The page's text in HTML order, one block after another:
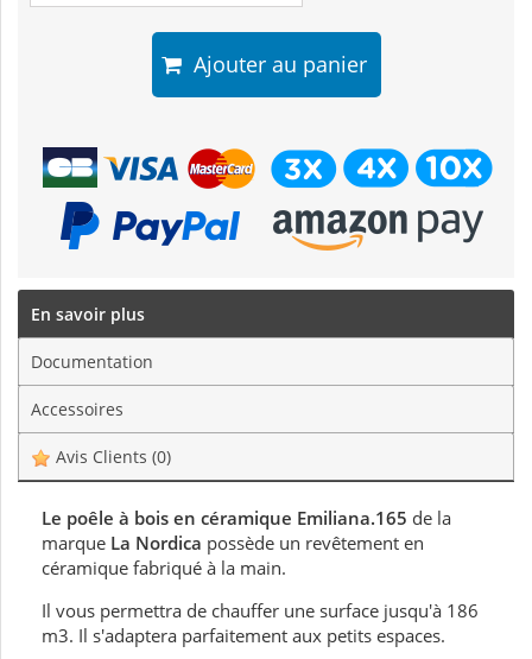
Ajouter au panier
En savoir plus
Documentation
Accessoires
Avis Clients (0)
Le poêle à bois en céramique Emiliana.165 de la
marque La Nordica possède un revêtement en
céramique fabriqué à la main.
Il vous permettra de chauffer une surface jusqu'à 186
m3. Il s'adaptera parfaitement aux petits espaces.